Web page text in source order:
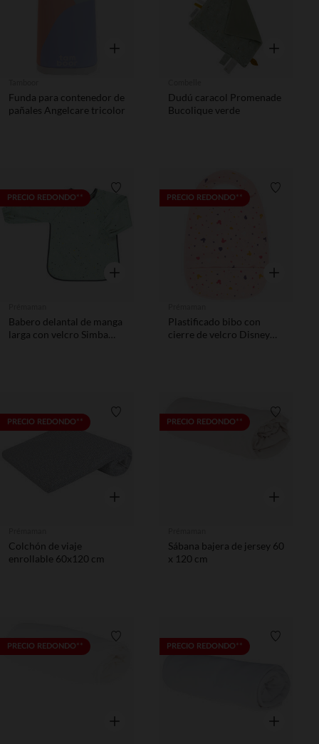
Vista rápida
Funda para contenedor de
pañales Angelcare tricolor
Vista rápida
Dudú caracol Promenade
Bucolique verde
PRECIO REDONDO** Lista de requisitos
Vista rápida
Babero delantal de manga
larga con velcro Simba
PRECIO REDONDO**
Vista rápida
Plastificado bibo con
cierre de velcro Disney
PRECIO REDONDO** Lista de requisitos
Vista rápida
Colchón de viaje
enrollable 60x120 cm
PRECIO REDONDO**
Vista rápida
Sábana bajera de jersey 60
x 120 cm
PRECIO REDONDO** Lista de requisitos
Vista rápida
PRECIO REDONDO**
Vista rápida